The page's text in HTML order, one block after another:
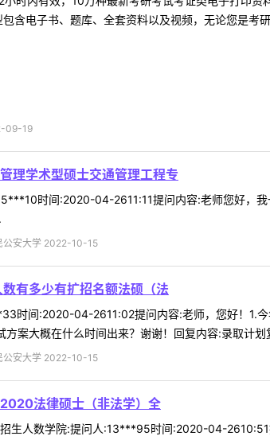
含电子书、题库、全套资料以及视频，无论您是考
09-19
理学术型硕士交通管理工程专
时间:2020-04-2611:11提问内容:老师您好，
公安大学 2022-10-15
有多少有扩招名额法硕（法
时间:2020-04-2611:02提问内容:老师，您好！1.
案大概在什么时间出来？谢谢！回复内容:录取计
公安大学 2022-10-15
法律硕士（非法学）全
生人数学院:提问人:13***95时间:2020-04-